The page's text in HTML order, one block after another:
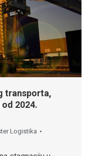
transporta,
2024.
Logistika